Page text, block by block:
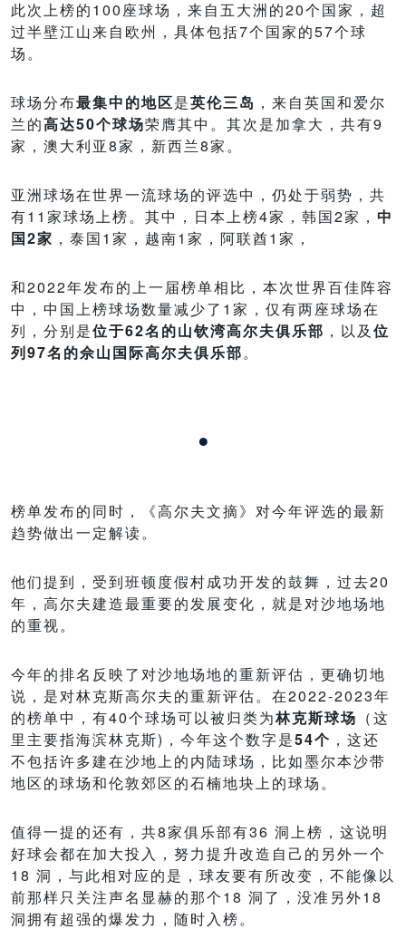
此次上榜的100座球场，来自五大洲的20个国家，超
过半壁江山来自欧州，具体包括7个国家的57个球
场。
球场分布最集中的地区是英伦三岛 ，来自英国和爱尔
兰的高达50个球场荣膺其中。其次是加拿大，共有9
家，澳大利亚8家，新西兰8家。
亚洲球场在世界一流球场的评选中，仍处于弱势，共
有11家球场上榜。其中，日本上榜4家，韩国2家， 中
国2家 ，泰国1家，越南1家，阿联酋1家，
和2022年发布的上一届榜单相比，本次世界百佳阵容
中，中国上榜球场数量减少了1家，仅有两座球场在
列，分别是位于62名的山钦湾高尔夫俱乐部 ，以及 位
列97名的佘山国际高尔夫俱乐部。
·
榜单发布的同时，《高尔夫文摘》对今年评选的最新
趋势做出一定解读。
他们提到，受到班顿度假村成功开发的鼓舞，过去20
年，高尔夫建造最重要的发展变化，就是对沙地场地
的重视。
今年的排名反映了对沙地场地的重新评估，更确切地
说，是对林克斯高尔夫的重新评估。在2022-2023年
的榜单中，有40个球场可以被归类为林克斯球场 （这
里主要指海滨林克斯)，今年这个数字是54个 ，这还
不包括许多建在沙地上的内陆球场，比如墨尔本沙带
地区的球场和伦敦郊区的石楠地块上的球场。
值得一提的还有，共8家俱乐部有36 洞上榜，这说明
好球会都在加大投入，努力提升改造自己的另外一个
18 洞，与此相对应的是，球友要有所改变，不能像以
前那样只关注声名显赫的那个18 洞了，没准另外18
洞拥有超强的爆发力，随时入榜。